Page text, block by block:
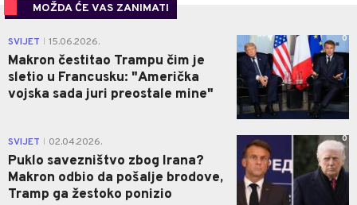
MOŽDA ĆE VAS ZANIMATI
SVIJET 15.06.2026.
Makron čestitao Trampu čim je
sletio u Francusku: "Američka
vojska sada juri preostale mine"
0
SVIJET 02.04.2026.
Puklo savezništvo zbog Irana?
Makron odbio da pošalje brodove,
Tramp ga žestoko ponizio
0